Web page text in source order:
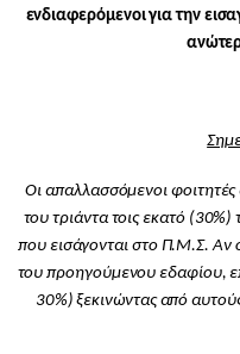
ενδιαφερόμενοι για την
Οι απαλλασσόμενοι
του τριάντα τοις εκατό
που εισάγονται στο Π.Μ.Σ. Αν
του προηγούμενου εδαφίου,
30%) ξεκινώντας από